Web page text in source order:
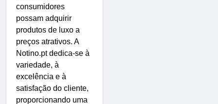
consumidores
possam adquirir
produtos de luxo a
preços atrativos. A
Notino.pt dedica-se à
variedade, à
excelência e à
satisfação do cliente,
proporcionando uma